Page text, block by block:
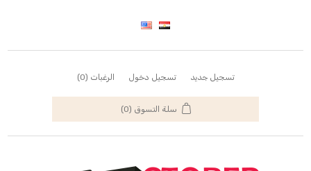
تسجيل جديد تسجيل دخول الرغبات (0)
سلة التسوق (0)